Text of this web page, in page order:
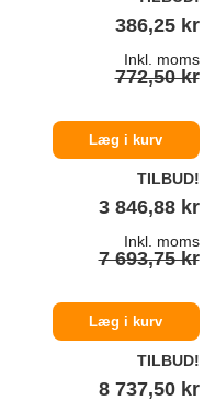
386,25 kr
Inkl. moms
772,50 kr
På lager
Læg i kurv
TILBUD!
3 846,88 kr
Inkl. moms
7 693,75 kr
På lager
Læg i kurv
TILBUD!
8 737,50 kr